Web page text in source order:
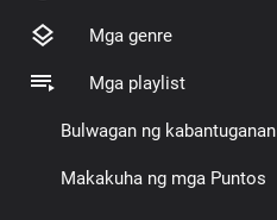
Mga genre
Mga playlist
Bulwagan ng kabantuganan
Makakuha ng mga Puntos